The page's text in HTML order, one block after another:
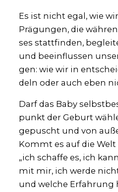
Es ist nicht egal, wie
Prä­gun­gen, die
ses statt­fin­den,
und beein­flus­sen
gen: wie wir in
deln oder auch eben
Darf das Baby
punkt der Geburt
gepuscht und von
Kommt es auf die
„ich schaf­fe es, ich
mit mir, ich wer­de
und wel­che Erfah­rung